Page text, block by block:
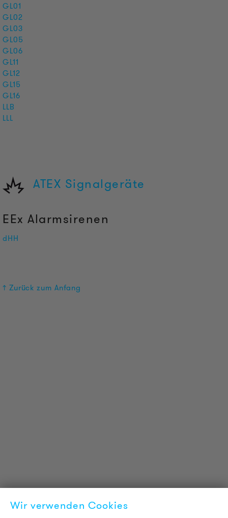
GL01
GL02
GL03
GL05
GL06
GL11
GL12
GL15
GL16
LLB
LLL
ATEX Signalgeräte
EEx Alarmsirenen
dHH
↑ Zurück zum Anfang
Karriere
Wir verwenden Cookies